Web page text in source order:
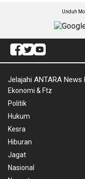
Unduh
Jelajahi ANTARA News
Ekonomi & Ftz
Politik
Hukum
Kesra
Hiburan
Jagat
Nasional